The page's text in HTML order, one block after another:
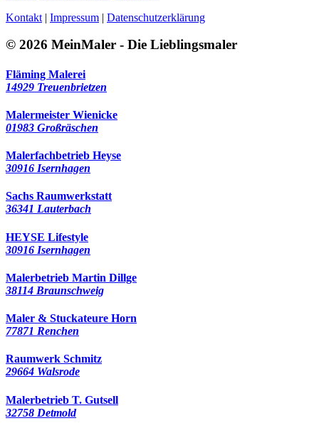
Kontakt | Impressum | Datenschutzerklärung
© 2026 MeinMaler - Die Lieblingsmaler
Fläming Malerei
14929 Treuenbrietzen
Malermeister Wienicke
01983 Großräschen
Malerfachbetrieb Heyse
30916 Isernhagen
Sachs Raumwerkstatt
36341 Lauterbach
HEYSE Lifestyle
30916 Isernhagen
Malerbetrieb Martin Dillge
38114 Braunschweig
Maler & Stuckateure Horn
77871 Renchen
Raumwerk Schmitz
29664 Walsrode
Malerbetrieb T. Gutsell
32758 Detmold